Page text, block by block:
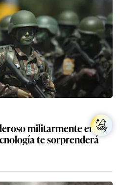
militarmente en
te sorprenderá